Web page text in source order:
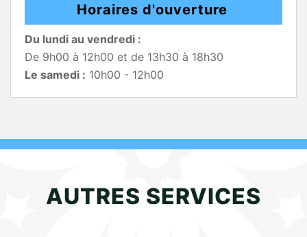
Horaires d'ouverture
Du lundi au vendredi :
De 9h00 à 12h00 et de 13h30 à 18h30
Le samedi : 10h00 - 12h00
AUTRES SERVICES